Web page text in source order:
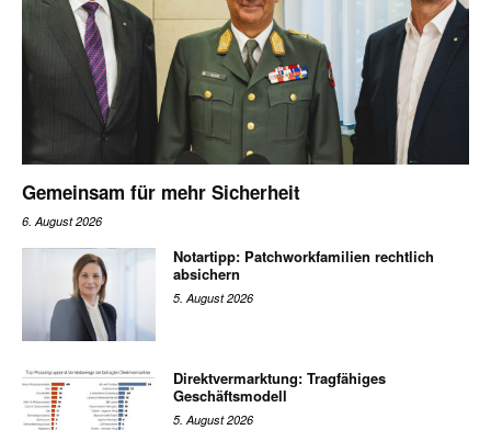
Gemeinsam für mehr Sicherheit
6. August 2026
Notartipp: Patchworkfamilien rechtlich
absichern
5. August 2026
Direktvermarktung: Tragfähiges
Geschäftsmodell
5. August 2026